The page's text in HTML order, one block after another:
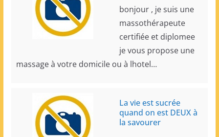
bonjour , je suis une
massothérapeute
certifiée et diplomee
je vous propose une
massage à votre domicile ou à lhotel…
La vie est sucrée
quand on est DEUX à
la savourer